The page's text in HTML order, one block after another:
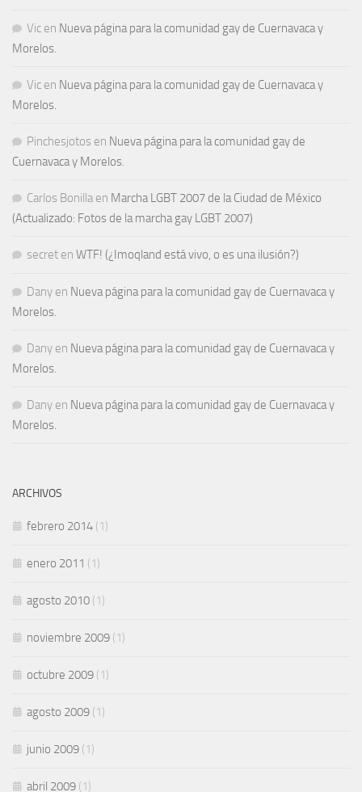
Vic en Nueva página para la comunidad gay de Cuernavaca y
Morelos.
Vic en Nueva página para la comunidad gay de Cuernavaca y
Morelos.
Pinchesjotos en Nueva página para la comunidad gay de
Cuernavaca y Morelos.
Carlos Bonilla en Marcha LGBT 2007 de la Ciudad de México
(Actualizado: Fotos de la marcha gay LGBT 2007)
secret en WTF! (¿Imoqland está vivo, o es una ilusión?)
Dany en Nueva página para la comunidad gay de Cuernavaca y
Morelos.
Dany en Nueva página para la comunidad gay de Cuernavaca y
Morelos.
Dany en Nueva página para la comunidad gay de Cuernavaca y
Morelos.
ARCHIVOS
febrero 2014 (1)
enero 2011 (1)
agosto 2010 (1)
noviembre 2009 (1)
octubre 2009 (1)
agosto 2009 (1)
junio 2009 (1)
abril 2009 (1)